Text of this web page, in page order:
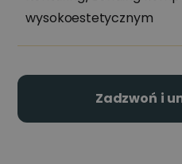
wysokoestetycznym
Zadzwoń i